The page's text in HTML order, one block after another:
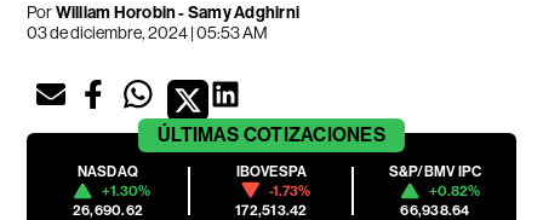
PorWilliam Horobin - Samy Adghirni
03 de diciembre, 2024 | 05:53 AM
ÚLTIMAS COTIZACIONES
NASDAQ
+1.30%
26,690.62
IBOVESPA
-1.73%
172,513.42
S&P/BMV IPC
+0.82%
66,938.64